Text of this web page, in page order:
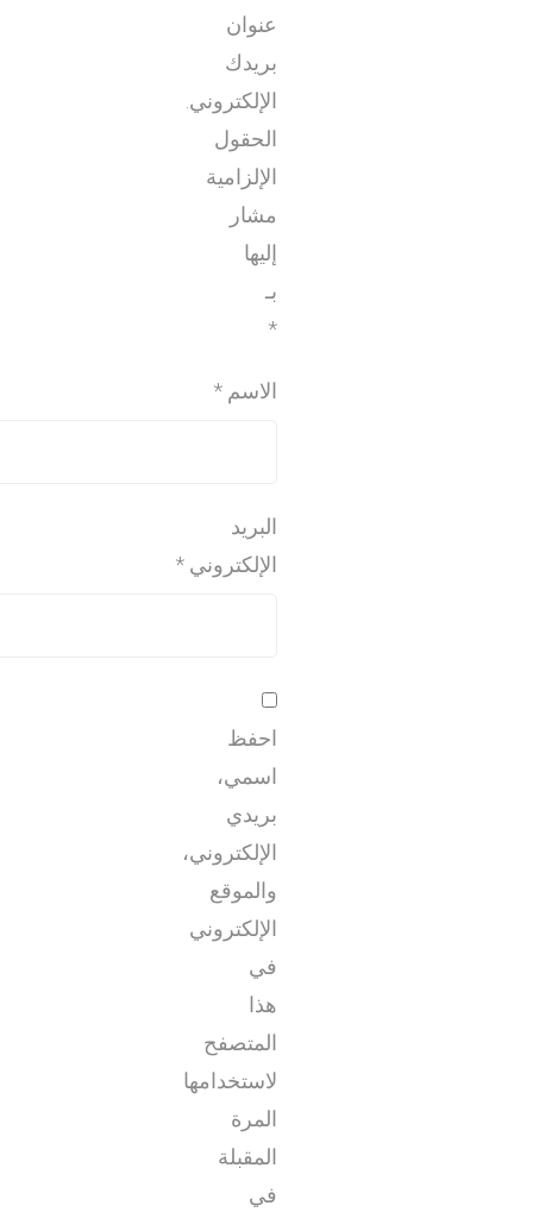
عنوان
بريدك
الإلكتروني.
الحقول
الإلزامية
مشار
إليها
بـ
*
الاسم *
البريد
الإلكتروني *
احفظ
اسمي،
بريدي
الإلكتروني،
والموقع
الإلكتروني
في
هذا
المتصفح
لاستخدامها
المرة
المقبلة
في